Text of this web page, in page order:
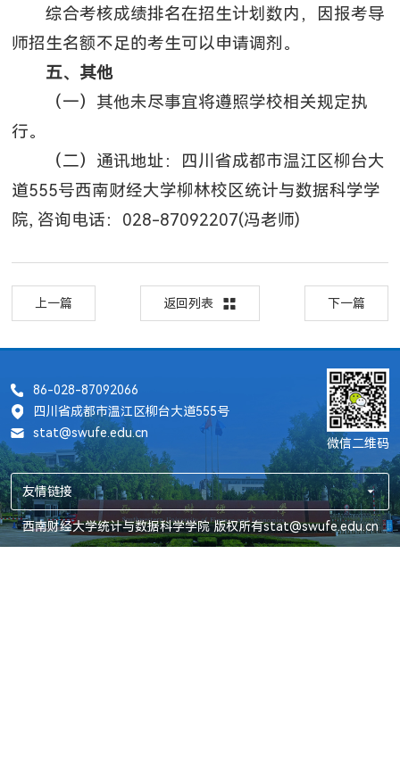
综合考核成绩排名在招生计划数内，因报考导
师招生名额不足的考生可以申请调剂。
五、其他
（一）其他未尽事宜将遵照学校相关规定执
行。
（二）通讯地址：四川省成都市温江区柳台大
道555号西南财经大学柳林校区统计与数据科学学
院, 咨询电话：028-87092207(冯老师)
上一篇 返回列表 下一篇
86-028-87092066
四川省成都市温江区柳台大道555号
stat@swufe.edu.cn
微信二维码
友情链接
西南财经大学统计与数据科学学院 版权所有stat@swufe.edu.cn